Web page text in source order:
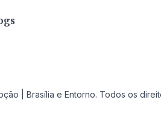
| Brasília e Entorno. Todos os